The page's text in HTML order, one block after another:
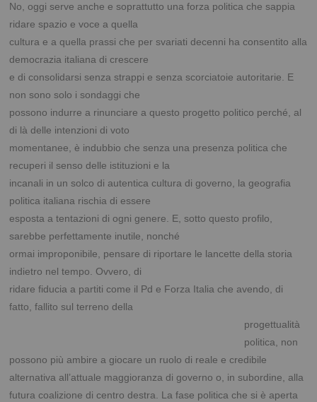
No, oggi serve anche e soprattutto una forza politica che sappia
ridare spazio e voce a quella
cultura e a quella prassi che per svariati decenni ha consentito alla
democrazia italiana di crescere
e di consolidarsi senza strappi e senza scorciatoie autoritarie. E
non sono solo i sondaggi che
possono indurre a rinunciare a questo progetto politico perché, al
di là delle intenzioni di voto
momentanee, è indubbio che senza una presenza politica che
recuperi il senso delle istituzioni e la
incanali in un solco di autentica cultura di governo, la geografia
politica italiana rischia di essere
esposta a tentazioni di ogni genere. E, sotto questo profilo,
sarebbe perfettamente inutile, nonché
ormai improponibile, pensare di riportare le lancette della storia
indietro nel tempo. Ovvero, di
ridare fiducia a partiti come il Pd e Forza Italia che avendo, di
fatto, fallito sul terreno della
progettualità
politica, non
possono più ambire a giocare un ruolo di reale e credibile
alternativa all’attuale maggioranza di governo o, in subordine, alla
futura coalizione di centro destra. La fase politica che si è aperta